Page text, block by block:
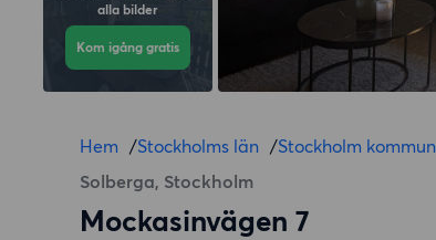
alla bilder
Kom igång gratis
Hem /Stockholms län /Stockholm kommun
Solberga, Stockholm
Mockasinvägen 7